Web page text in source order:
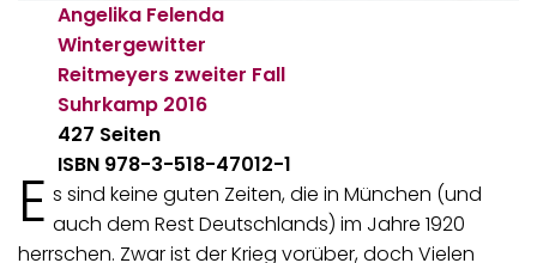
Angelika Felenda
Wintergewitter
Reitmeyers zweiter Fall
Suhrkamp 2016
427 Seiten
ISBN 978-3-518-47012-1
E s sind keine guten Zeiten, die in München (und
auch dem Rest Deutschlands) im Jahre 1920
herrschen. Zwar ist der Krieg vorüber, doch Vielen